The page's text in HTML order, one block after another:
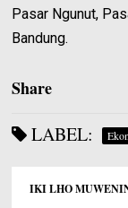
Pasar Ngunut,
Bandung.
Share
LABEL:
IKI LHO